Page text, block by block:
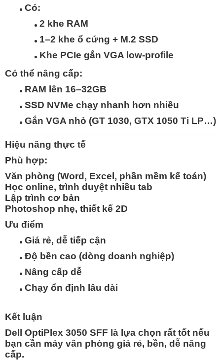
Có:
2 khe RAM
1–2 khe ổ cứng + M.2 SSD
Khe PCIe gắn VGA low-profile
Có thể nâng cấp:
RAM lên 16–32GB
SSD NVMe chạy nhanh hơn nhiều
Gắn VGA nhỏ (GT 1030, GTX 1050 Ti LP…)
Hiệu năng thực tế
Phù hợp:
Văn phòng (Word, Excel, phần mềm kế toán)
Học online, trình duyệt nhiều tab
Lập trình cơ bản
Photoshop nhẹ, thiết kế 2D
Ưu điểm
Giá rẻ, dễ tiếp cận
Độ bền cao (dòng doanh nghiệp)
Nâng cấp dễ
Chạy ổn định lâu dài
Kết luận
Dell OptiPlex 3050 SFF là lựa chọn rất tốt nếu
bạn cần máy văn phòng giá rẻ, bền, dễ nâng
cấp.